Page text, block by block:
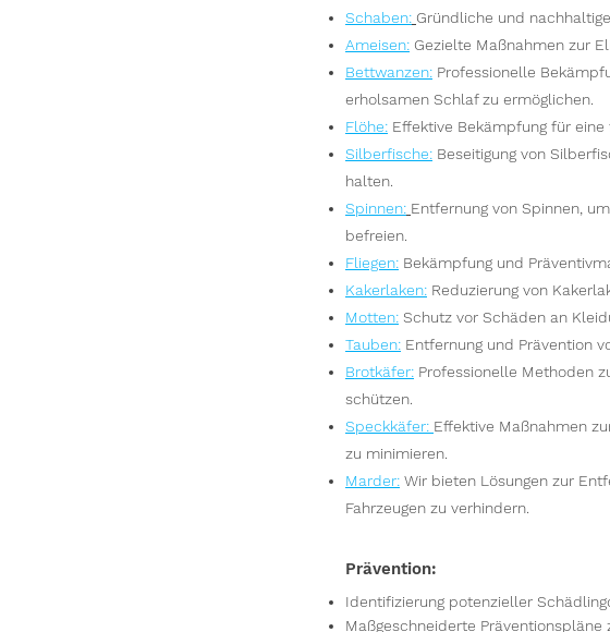
Schaben: Gründliche und
Ameisen: Gezielte Maßnahmen zur
Bettwanzen: Professionelle
erholsamen Schlaf zu ermöglichen.
Flöhe: Effektive Bekämpfung für
Silberfische: Beseitigung von
halten.
Spinnen: Entfernung von Spinnen,
befreien.
Fliegen: Bekämpfung und
Kakerlaken: Reduzierung von
Motten: Schutz vor Schäden an
Tauben: Entfernung und Prävention
Brotkäfer: Professionelle Methoden
schützen.
Speckkäfer: Effektive Maßnahmen
zu minimieren.
Marder: Wir bieten Lösungen zur
Fahrzeugen zu verhindern.
Prävention:
Identifizierung potenzieller
Maßgeschneiderte Präventionspläne